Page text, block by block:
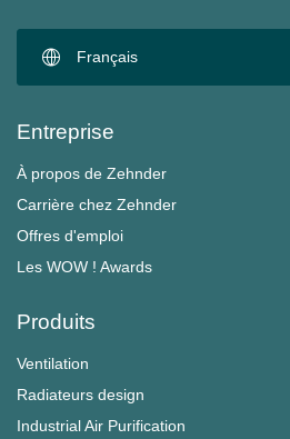
Français
Entreprise
À propos de Zehnder
Carrière chez Zehnder
Offres d'emploi
Les WOW ! Awards
Produits
Ventilation
Radiateurs design
Industrial Air Purification